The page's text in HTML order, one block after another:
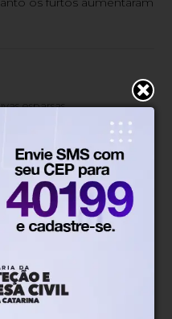
esparsas
h 100%
Umidade
05h53
SEX